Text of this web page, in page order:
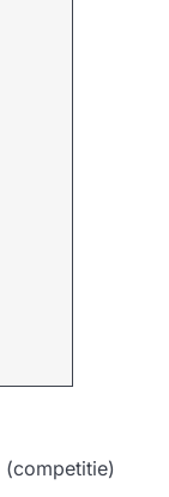
(competitie)